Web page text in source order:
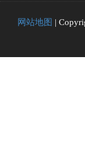
网站地图 |